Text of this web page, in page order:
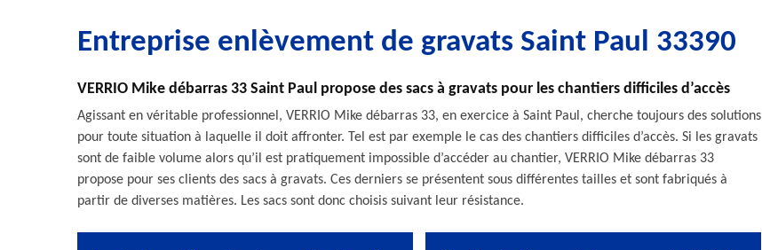
Entreprise enlèvement de gravats Saint Paul 33390
VERRIO Mike débarras 33 Saint Paul propose des sacs à gravats pour les chantiers difficiles d’accès
Agissant en véritable professionnel, VERRIO Mike débarras 33, en exercice à Saint Paul, cherche toujours des solutions
pour toute situation à laquelle il doit affronter. Tel est par exemple le cas des chantiers difficiles d’accès. Si les gravats
sont de faible volume alors qu’il est pratiquement impossible d’accéder au chantier, VERRIO Mike débarras 33
propose pour ses clients des sacs à gravats. Ces derniers se présentent sous différentes tailles et sont fabriqués à
partir de diverses matières. Les sacs sont donc choisis suivant leur résistance.